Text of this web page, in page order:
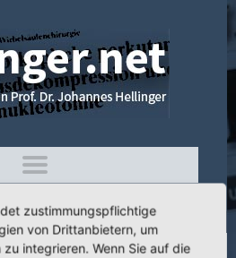
zustimmungspflichtige
von Drittanbietern, um
integrieren. Wenn Sie auf die